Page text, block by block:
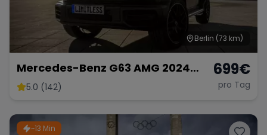
Berlin (73 km)
Mercedes-Benz G63 AMG 2024
mieten SUV G-Klasse G 63
5.0 (142)
699€
pro Tag
~13 Min